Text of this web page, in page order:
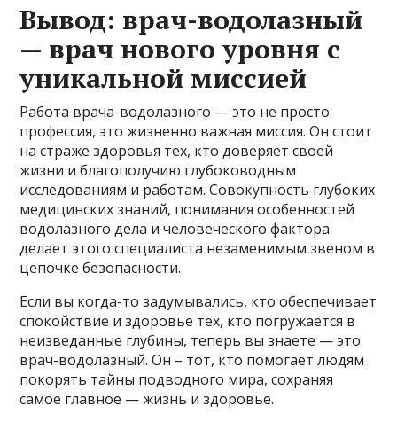
Вывод: врач-водолазный
— врач нового уровня с
уникальной миссией
Работа врача-водолазного — это не просто
профессия, это жизненно важная миссия. Он стоит
на страже здоровья тех, кто доверяет своей
жизни и благополучию глубоководным
исследованиям и работам. Совокупность глубоких
медицинских знаний, понимания особенностей
водолазного дела и человеческого фактора
делает этого специалиста незаменимым звеном в
цепочке безопасности.
Если вы когда-то задумывались, кто обеспечивает
спокойствие и здоровье тех, кто погружается в
неизведанные глубины, теперь вы знаете — это
врач-водолазный. Он – тот, кто помогает людям
покорять тайны подводного мира, сохраняя
самое главное — жизнь и здоровье.